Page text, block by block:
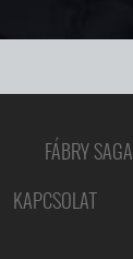
FÁBRY SAGA
KAPCSOLAT